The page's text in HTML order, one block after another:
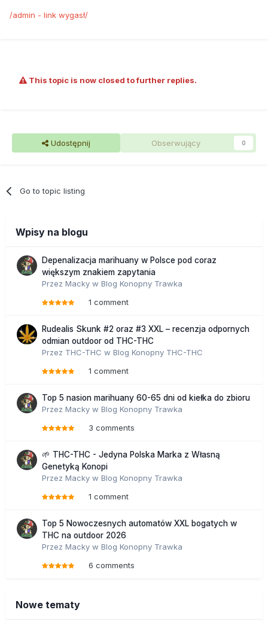
/admin - link wygasł/
This topic is now closed to further replies.
Udostępnij Obserwujący 0
Go to topic listing
Wpisy na blogu
Depenalizacja marihuany w Polsce pod coraz
większym znakiem zapytania
Przez Macky w Blog Konopny Trawka
1 comment
Rudealis Skunk #2 oraz #3 XXL – recenzja odpornych
odmian outdoor od THC-THC
Przez THC-THC w Blog Konopny THC-THC
1 comment
Top 5 nasion marihuany 60-65 dni od kiełka do zbioru
Przez Macky w Blog Konopny Trawka
3 comments
🌱 THC-THC - Jedyna Polska Marka z Własną
Genetyką Konopi
Przez Macky w Blog Konopny Trawka
1 comment
Top 5 Nowoczesnych automatów XXL bogatych w
THC na outdoor 2026
Przez Macky w Blog Konopny Trawka
6 comments
Nowe tematy